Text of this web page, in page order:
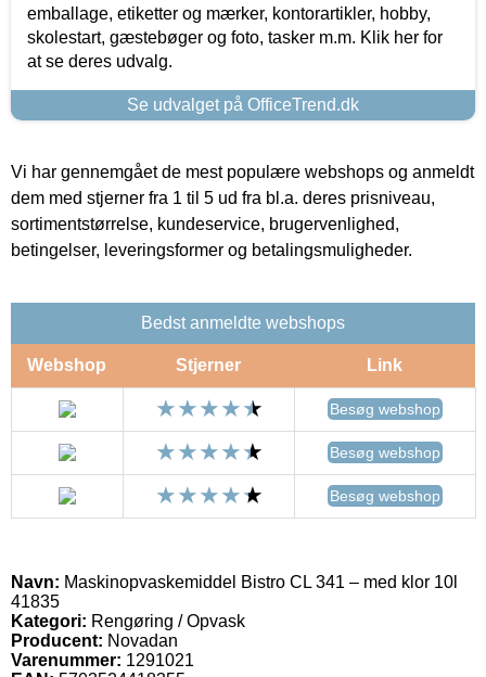
emballage, etiketter og mærker, kontorartikler, hobby,
skolestart, gæstebøger og foto, tasker m.m. Klik her for
at se deres udvalg.
Se udvalget på OfficeTrend.dk
Vi har gennemgået de mest populære webshops og anmeldt
dem med stjerner fra 1 til 5 ud fra bl.a. deres prisniveau,
sortimentstørrelse, kundeservice, brugervenlighed,
betingelser, leveringsformer og betalingsmuligheder.
Bedst anmeldte webshops
Webshop Stjerner Link
Besøg webshop
Besøg webshop
Besøg webshop
Navn: Maskinopvaskemiddel Bistro CL 341 – med klor 10l
41835
Kategori: Rengøring / Opvask
Producent: Novadan
Varenummer: 1291021